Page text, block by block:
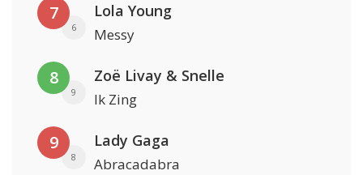
7
6
Lola Young
Messy
8
9
Zoë Livay & Snelle
Ik Zing
9
8
Lady Gaga
Abracadabra